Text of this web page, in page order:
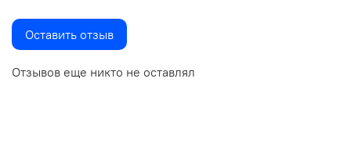
Отзывов еще никто не оставлял
Оставить отзыв